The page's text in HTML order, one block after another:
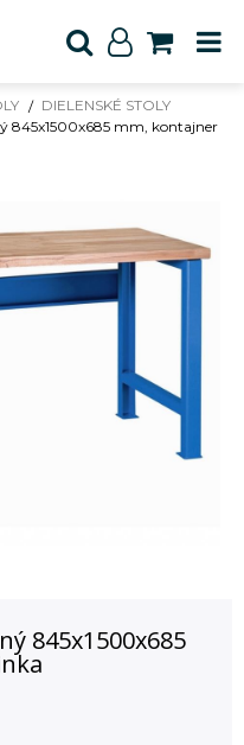
DIELENSKÉ STOLY
845x1500x685 mm, kontajner
845x1500x685